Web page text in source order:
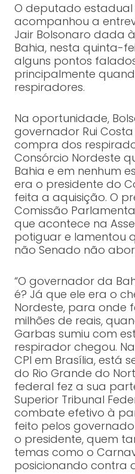
O deputado
acompanhou a
Jair Bolsonaro dada
Bahia, nesta quinta-
alguns pontos
principalmente
respiradores.
Na oportunidade,
governador Rui
compra dos
Consórcio Nordeste
Bahia e em nenhum
era o presidente do
feita a aquisição. O
Comissão
que acontece na
potiguar e lamentou
não Senado não
“O governador da
é? Já que ele era o
Nordeste, para onde
milhões de reais,
Garbas sumiu com
respirador chegou.
CPI em Brasília, está
do Rio Grande do
federal fez a sua
Superior Tribunal
combate efetivo à
feito pelos
o presidente, quem
temas como o
posicionando contra